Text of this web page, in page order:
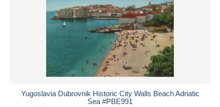
Yugoslavia Dubrovnik Historic City Walls Beach Adriatic
Sea #PBE991